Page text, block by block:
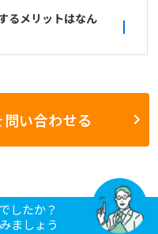
るメリットはなん
い合わせる
したか？
ましょう